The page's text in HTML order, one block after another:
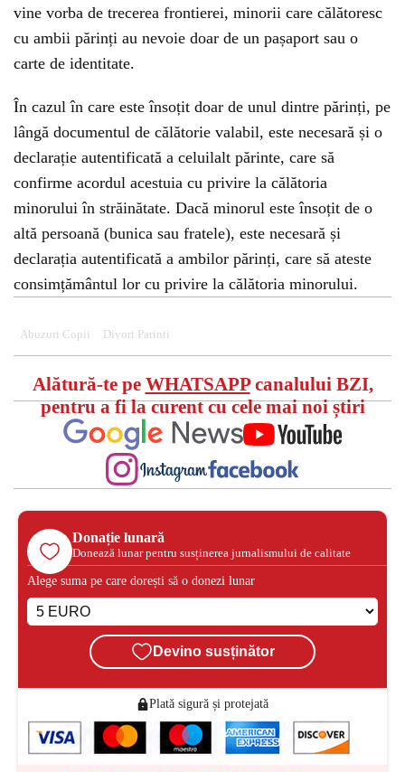
vine vorba de trecerea frontierei, minorii care călătoresc
cu ambii părinți au nevoie doar de un pașaport sau o
carte de identitate.
În cazul în care este însoțit doar de unul dintre părinți, pe
lângă documentul de călătorie valabil, este necesară și o
declarație autentificată a celuilalt părinte, care să
confirme acordul acestuia cu privire la călătoria
minorului în străinătate. Dacă minorul este însoțit de o
altă persoană (bunica sau fratele), este necesară și
declarația autentificată a ambilor părinți, care să ateste
consimțământul lor cu privire la călătoria minorului.
Abuzuri Copii Divort Parinti
Alătură-te pe WHATSAPPcanalului BZI,
pentru a fi la curent cu cele mai noi știri
Donație lunară
Donează lunar pentru susținerea jurnalismului de calitate
Alege suma pe care dorești să o donezi lunar
Devino susținător
Plată sigură și protejată